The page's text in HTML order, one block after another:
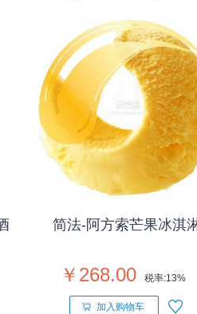
简法-阿方索芒果冰淇
￥268.00 税率:13%
加入购物车